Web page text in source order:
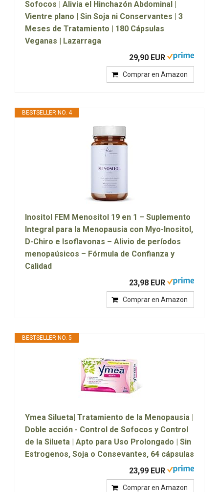
Sofocos | Alivia el Hinchazón Abdominal |
Vientre plano | Sin Soja ni Conservantes | 3
Meses de Tratamiento | 180 Cápsulas
Veganas | Lazarraga
29,90 EUR
Comprar en Amazon
BESTSELLER NO. 4
Inositol FEM Menositol 19 en 1 – Suplemento
Integral para la Menopausia con Myo-Inositol,
D-Chiro e Isoflavonas – Alivio de períodos
menopaúsicos – Fórmula de Confianza y
Calidad
23,98 EUR
Comprar en Amazon
BESTSELLER NO. 5
Ymea Silueta| Tratamiento de la Menopausia |
Doble acción - Control de Sofocos y Control
de la Silueta | Apto para Uso Prolongado | Sin
Estrogenos, Soja o Consevantes, 64 cápsulas
23,99 EUR
Comprar en Amazon